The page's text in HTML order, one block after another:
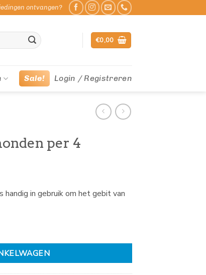
ontvangen?
€0,00
Sale! Login / Registreren
per 4
in gebruik om het gebit van